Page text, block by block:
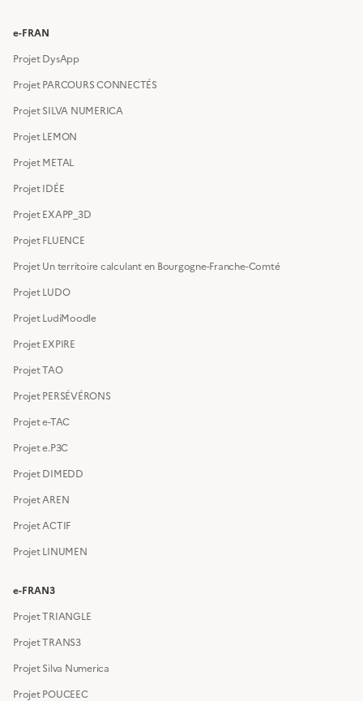
e-FRAN
Projet DysApp
Projet PARCOURS CONNECTÉS
Projet SILVA NUMERICA
Projet LEMON
Projet METAL
Projet IDÉE
Projet EXAPP_3D
Projet FLUENCE
Projet Un territoire calculant en Bourgogne-Franche-Comté
Projet LUDO
Projet LudiMoodle
Projet EXPIRE
Projet TAO
Projet PERSÉVÉRONS
Projet e-TAC
Projet e.P3C
Projet DIMEDD
Projet AREN
Projet ACTIF
Projet LINUMEN
e-FRAN3
Projet TRIANGLE
Projet TRANS3
Projet Silva Numerica
Projet POUCEEC